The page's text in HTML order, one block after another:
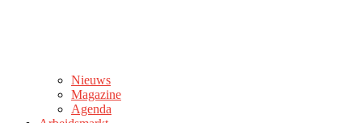
Nieuws
Magazine
Agenda